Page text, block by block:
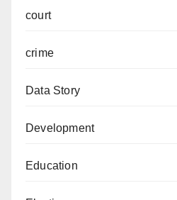
court
crime
Data Story
Development
Education